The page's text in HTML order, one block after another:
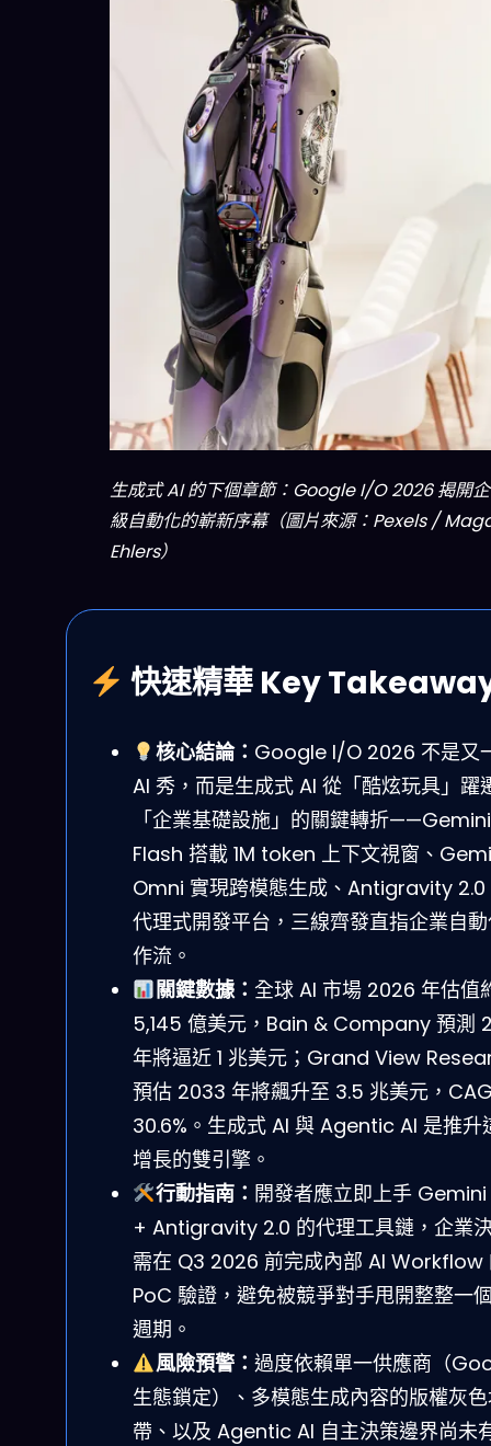
生成式 AI 的下個章節：Google I/O 2026 揭開
級自動化的嶄新序幕（圖片來源：Pexels /
Ehlers）
快速精華 Key
核心結論： Google I/O 2026 不是又
AI 秀，而是生成式 AI 從「酷炫玩具」躍
「企業基礎設施」的關鍵轉折
Flash 搭載 1M token 上下文視窗、
Omni 實現跨模態生成、Antigravity 2.0
代理式開發平台，三線齊發直指企業自
作流。
關鍵數據： 全球 AI 市場 2026 年估值
5,145 億美元，Bain & Company 預測
年將逼近 1 兆美元；Grand View
預估 2033 年將飆升至 3.5 兆美元，
30.6%。生成式 AI 與 Agentic AI 是推升
增長的雙引擎。
行動指南： 開發者應立即上手 Gemini
+ Antigravity 2.0 的代理工具鏈，企業
需在 Q3 2026 前完成內部 AI Workflow
PoC 驗證，避免被競爭對手甩開整整一
週期。
風險預警： 過度依賴單一供應商（
生態鎖定）、多模態生成內容的版權灰
帶、以及 Agentic AI 自主決策邊界尚未